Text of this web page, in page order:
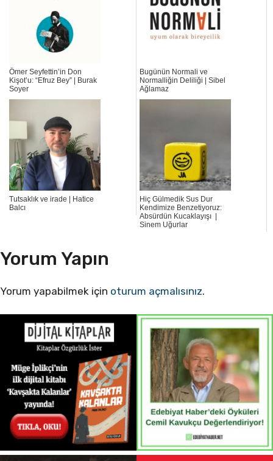
Ömer Seyfettin’in Don
Kişot’u: “Efruz Bey” | Burak
Soyer
Bugünün Normali ve
Normalliğin Deliliği | Sibel
Ağlamaz
Tutsaklık ve irade | Hatice
Balcı
Hiç Gülmedik Sus Dur
Kendimize Benzetiyoruz:
Absürdün Kucaklayışı |
Sinem Uğurlar
Yorum Yapın
Yorum yapabilmek için oturum açmalısınız.